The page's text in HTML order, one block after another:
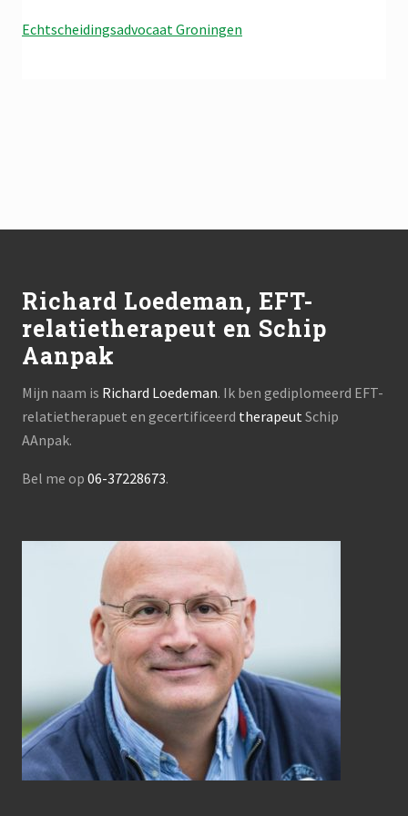
Echtscheidingsadvocaat Groningen
Richard Loedeman, EFT-
relatietherapeut en Schip
Aanpak
Mijn naam is Richard Loedeman. Ik ben gediplomeerd EFT-
relatietherapuet en gecertificeerd therapeut Schip
AAnpak.
Bel me op 06-37228673.